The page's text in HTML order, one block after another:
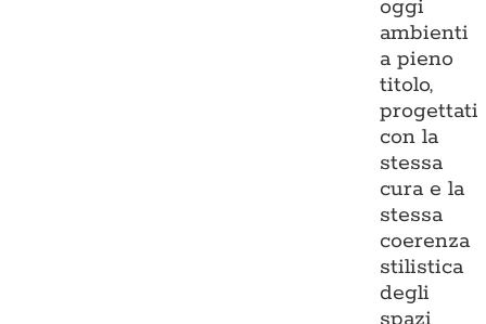
oggi
ambienti
a pieno
titolo,
progettati
con la
stessa
cura e la
stessa
coerenza
stilistica
degli